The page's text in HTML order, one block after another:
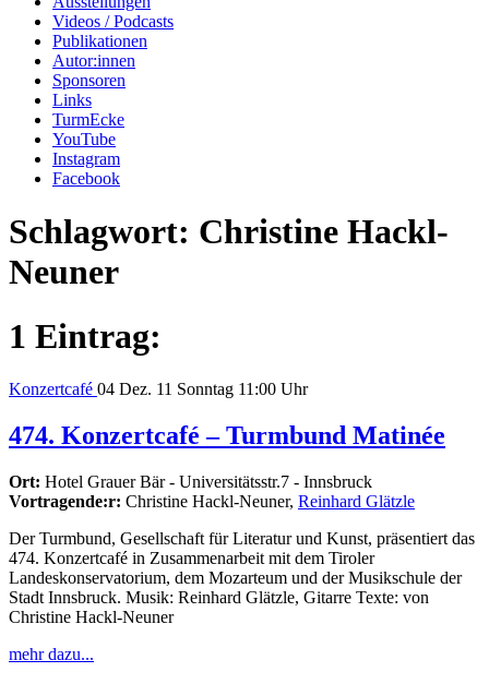
Videos / Podcasts
Publikationen
Autor:innen
Sponsoren
Links
TurmEcke
YouTube
Instagram
Facebook
Schlagwort: Christine Hackl-
Neuner
1 Eintrag:
Konzertcafé 04 Dez. 11 Sonntag 11:00 Uhr
474. Konzertcafé – Turmbund Matinée
Ort: Hotel Grauer Bär - Universitätsstr.7 - Innsbruck
Vortragende:r: Christine Hackl-Neuner, Reinhard Glätzle
Der Turmbund, Gesellschaft für Literatur und Kunst, präsentiert das
474. Konzertcafé in Zusammenarbeit mit dem Tiroler
Landeskonservatorium, dem Mozarteum und der Musikschule der
Stadt Innsbruck. Musik: Reinhard Glätzle, Gitarre Texte: von
Christine Hackl-Neuner
mehr dazu...